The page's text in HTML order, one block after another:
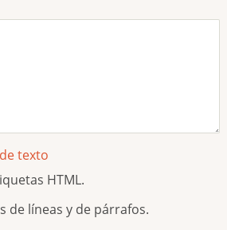
texto
HTML.
de líneas y de párrafos.